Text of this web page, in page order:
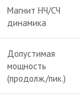
Магнит НЧ/СЧ
динамика
Допустимая
мощность
(продолж./пик.)